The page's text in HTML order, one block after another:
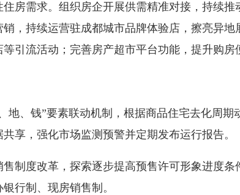
房需求。组织房企开展供需精准对接，持续推
，持续运营驻成都城市品牌体验店，擦亮异
引流活动；完善房产超市平台功能，提升购房
、钱”要素联动机制，根据商品住宅去化周期
享，强化市场监测预警并定期发布运行报告。
度改革，探索逐步提高预售许可形象进度条
行制、现房销售制。